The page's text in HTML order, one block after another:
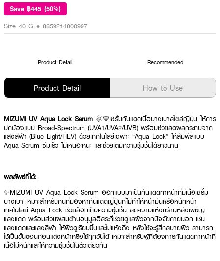
Save ฿445 (50%)
Size 40 G • 8859214800997
Product Detail Recommended
Product Detail How to Use
MIZUMI UV Aqua Lock Serum 🌞💙เซรั่มกันแดดเนื้อบางเบาสไตล์ญี่ปุ่น ให้การ
ปกป้องแบบ Broad-Spectrum (UVA1/UVA2/UVB) พร้อมช่วยลดผลกระทบจาก
แสงสีฟ้า (Blue Light/HEV) ด้วยเทคโนโลยีเฉพาะ “Aqua Lock” ให้สัมผัสแบบ
Aqua-Serum ซึมเร็ว ไม่เหนอะหนะ และช่วยเติมความชุ่มชื้นได้ยาวนาน
ผลลัพธ์ที่ได้:
✨MIZUMI UV Aqua Lock Serum ออกแบบมาเป็นกันแดดทาหน้าที่มีเนื้อเซรั่ม
บางเบา เหมาะสำหรับคนที่มองหากันแดดญี่ปุ่นที่ไม่ทำให้หน้ามันหรือหนักหน้า
เทคโนโลยี Aqua Lock ช่วยล็อกเก็บความชุ่มชื้น ลดความแห้งกร้านหลังเผชิญ
แสงแดด พร้อมส่วนผสมต้านอนุมูลอิสระที่ช่วยดูแลผิวจากปัจจัยภายนอก เช่น
แสงแดดและแสงสีฟ้า ให้ผิวดูเรียบขึ้นและไม่แห้งตึง หลังใช้จะรู้สึกสบายผิว สามารถ
ใช้เป็นขั้นตอนก่อนแต่งหน้าหรือใช้ทุกวันได้ เหมาะสำหรับผู้ที่ต้องการกันแดดทาหน้าที่
เนื้อไม่หนักและให้ความชุ่มชื้นในตัวเดียวกัน